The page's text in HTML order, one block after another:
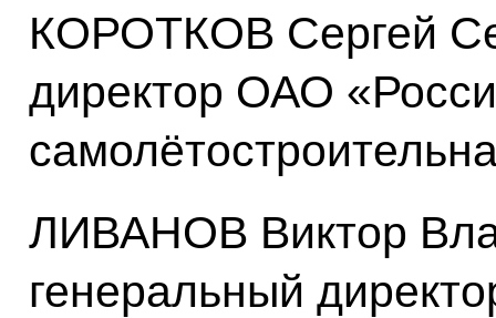
КОРОТКОВ Сергей
директор ОАО
ЛИВАНОВ Виктор
генеральный